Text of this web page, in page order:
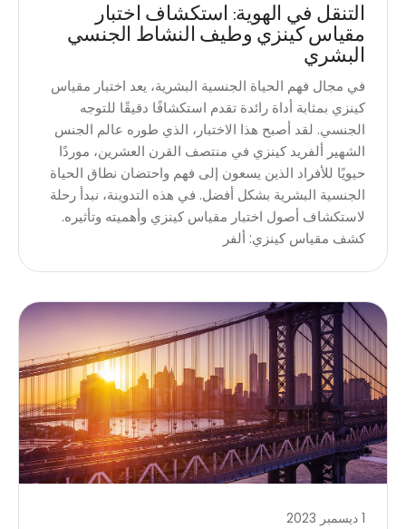
التنقل في الهوية: استكشاف اختبار
مقياس كينزي وطيف النشاط الجنسي
البشري
في مجال فهم الحياة الجنسية البشرية، يعد اختبار مقياس
كينزي بمثابة أداة رائدة تقدم استكشافًا دقيقًا للتوجه
الجنسي. لقد أصبح هذا الاختبار، الذي طوره عالم الجنس
الشهير ألفريد كينزي في منتصف القرن العشرين، موردًا
حيويًا للأفراد الذين يسعون إلى فهم واحتضان نطاق الحياة
الجنسية البشرية بشكل أفضل. في هذه التدوينة، نبدأ رحلة
لاستكشاف أصول اختبار مقياس كينزي وأهميته وتأثيره.
كشف مقياس كينزي: ألفر
1 ديسمبر 2023